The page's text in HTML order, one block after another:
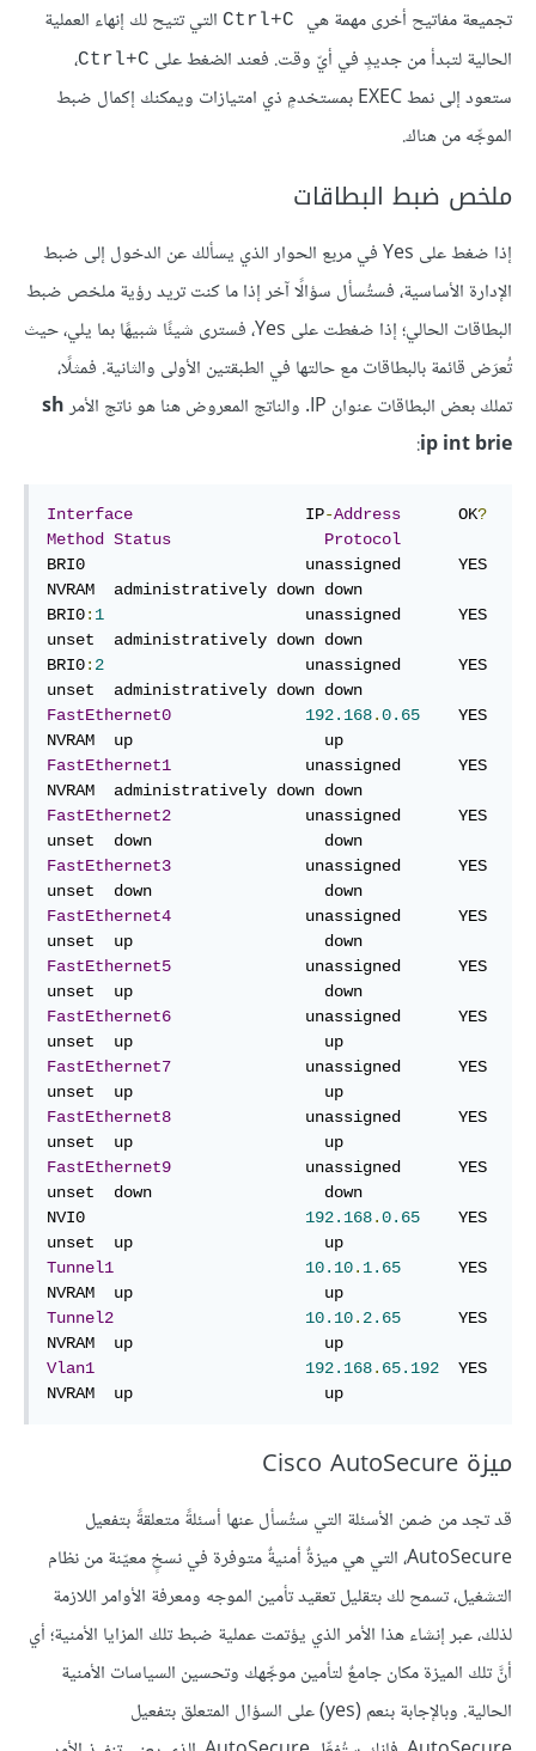
تجميعة مفاتيح أخرى مهمة هي
التي تتيح لك إنهاء العملية
الحالية لتبدأ من جديدٍ في أيّ وقت. فعند الضغط على Ctrl+C،
ستعود إلى نمط EXEC بمستخدمٍ ذي امتيازات ويمكنك إكمال ضبط
الموجِّه من هناك.
ملخص ضبط البطاقات
إذا ضغط على Yes في مربع الحوار الذي يسألك عن الدخول إلى ضبط
الإدارة الأساسية، فستُسأل سؤالًا آخر إذا ما كنت تريد رؤية ملخص ضبط
البطاقات الحالي؛ إذا ضغطت على Yes، فسترى شيئًا شبيهًا بما يلي، حيث
تُعرَض قائمة بالبطاقات مع حالتها في الطبقتين الأولى والثانية. فمثلًا،
تملك بعض البطاقات عنوان IP. والناتج المعروض هنا هو ناتج الأمر
sh
ip int brie
:
Interface
                  IP
-Address
      OK
?
Method
Status
Protocol
BRI0                       unassigned      YES
NVRAM  administratively down down
BRI0: 1
                     unassigned      YES
unset  administratively down down
BRI0: 2
                     unassigned      YES
FastEthernet0
192.168.0.65
    YES
FastEthernet1
              unassigned      YES
FastEthernet2
              unassigned      YES
FastEthernet3
              unassigned      YES
FastEthernet4
              unassigned      YES
FastEthernet5
              unassigned      YES
FastEthernet6
              unassigned      YES
FastEthernet7
              unassigned      YES
FastEthernet8
              unassigned      YES
FastEthernet9
              unassigned      YES
unset  down                  down
NVI0 192.168.0.65
    YES
Tunnel1
10.10. 1.65
      YES
Tunnel2
10.10. 2.65
      YES
Vlan1
192.168. 65.192
  YES
NVRAM  up                    up
ميزة Cisco AutoSecure
قد تجد من ضمن الأسئلة التي ستُسأل عنها أسئلةً متعلقةً بتفعيل
AutoSecure، التي هي ميزةٌ أمنيةٌ متوفرة في نسخٍ معيّنة من نظام
التشغيل، تسمح لك بتقليل تعقيد تأمين الموجه ومعرفة الأوامر اللازمة
لذلك، عبر إنشاء هذا الأمر الذي يؤتمت عملية ضبط تلك المزايا الأمنية؛ أي
أنَّ تلك الميزة مكان جامعٌ لتأمين موجِّهك وتحسين السياسات الأمنية
الحالية. وبالإجابة بنعم (yes) على السؤال المتعلق بتفعيل